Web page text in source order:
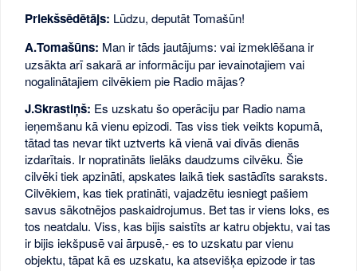
Priekšsēdētājs: Lūdzu, deputāt Tomašūn!
A.Tomašūns: Man ir tāds jautājums: vai izmeklēšana ir
uzsākta arī sakarā ar informāciju par ievainotajiem vai
nogalinātajiem cilvēkiem pie Radio mājas?
J.Skrastiņš: Es uzskatu šo operāciju par Radio nama
ieņemšanu kā vienu epizodi. Tas viss tiek veikts kopumā,
tātad tas nevar tikt uztverts kā vienā vai divās dienās
izdarītais. Ir nopratināts lielāks daudzums cilvēku. Šie
cilvēki tiek apzināti, apskates laikā tiek sastādīts saraksts.
Cilvēkiem, kas tiek pratināti, vajadzētu iesniegt pašiem
savus sākotnējos paskaidrojumus. Bet tas ir viens loks, es
tos neatdalu. Viss, kas bijis saistīts ar katru objektu, vai tas
ir bijis iekšpusē vai ārpusē,- es to uzskatu par vienu
objektu, tāpat kā es uzskatu, ka atsevišķa epizode ir tas